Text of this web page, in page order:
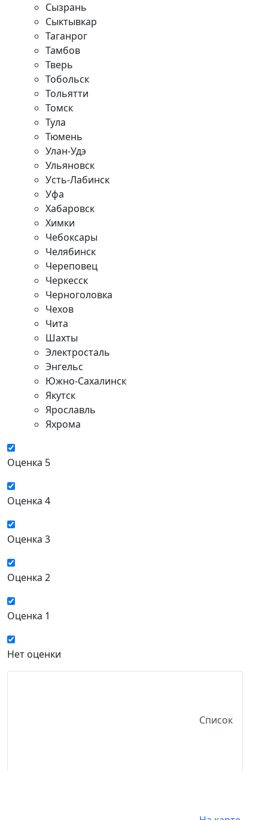
Сызрань
Сыктывкар
Таганрог
Тамбов
Тверь
Тобольск
Тольятти
Томск
Тула
Тюмень
Улан-Удэ
Ульяновск
Усть-Лабинск
Уфа
Хабаровск
Химки
Чебоксары
Челябинск
Череповец
Черкесск
Черноголовка
Чехов
Чита
Шахты
Электросталь
Энгельс
Южно-Сахалинск
Якутск
Ярославль
Яхрома
Оценка 5
Оценка 4
Оценка 3
Оценка 2
Оценка 1
Нет оценки
Список